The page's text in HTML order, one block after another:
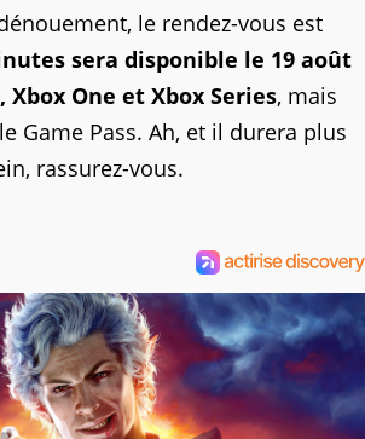
le rendez-vous est
sera disponible le 19 août
Xbox One et Xbox Series, mais
Game Pass. Ah, et il durera plus
rassurez-vous.